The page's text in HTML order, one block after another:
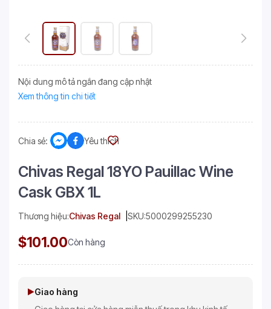
Nội dung mô tả ngắn đang cập nhật
Xem thông tin chi tiết
Chia sẻ: Yêu thích
Chivas Regal 18YO Pauillac Wine
Cask GBX 1L
Thương hiệu:Chivas Regal SKU:5000299255230
$101.00Còn hàng
Giao hàng